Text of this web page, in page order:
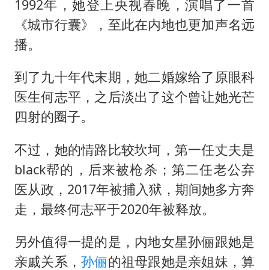
1992年，她登上央视春晚，演唱了一首
《城市行囊》，至此在内地也更加声名远
播。
到了九十年代末期，她二婚嫁给了原眼科
医生何志平，之后淡出了这个曾让她光芒
四射的圈子。
不过，她的情路比较坎坷，第一任丈夫是
black帮的，后来被枪杀；第二任老公弃
医从政，2017年被捕入狱，期间她多方奔
走，最终何志平于2020年被释放。
另外值得一提的是，内地女星孙俪跟她是
亲戚关系，孙俪的祖母跟她是亲姐妹，算